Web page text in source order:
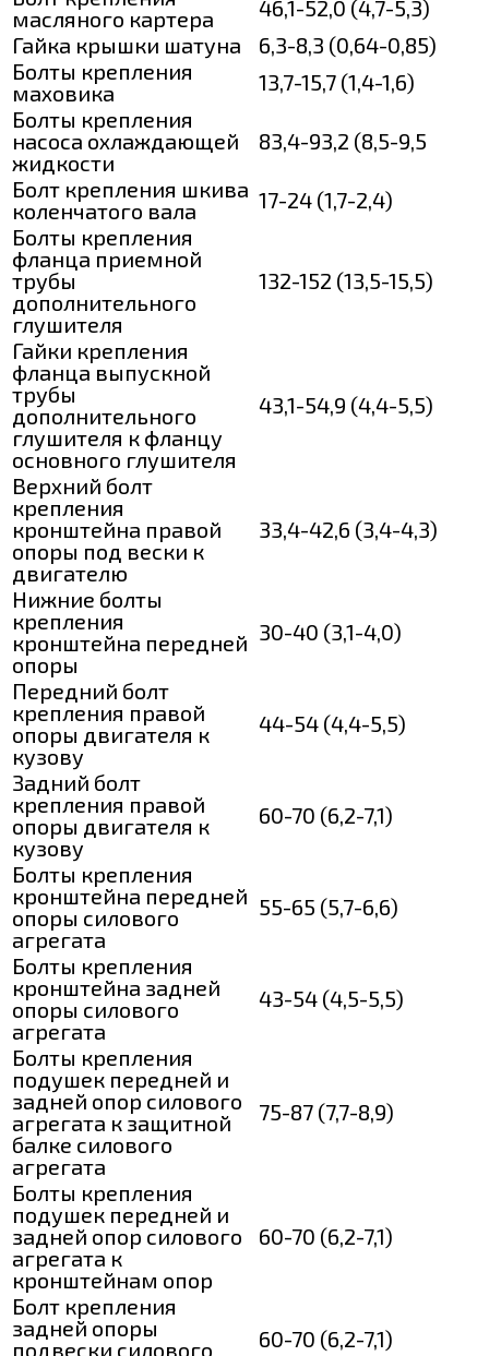
масляного картера
46,1-52,0 (4,7-5,3)
Гайка крышки шатуна
6,3-8,3 (0,64-0,85)
Болты крепления
маховика
13,7-15,7 (1,4-1,6)
Болты крепления
насоса охлаждающей
жидкости
83,4-93,2 (8,5-9,5
Болт крепления шкива
коленчатого вала
17-24 (1,7-2,4)
Болты крепления
фланца приемной
трубы
дополнительного
глушителя
132-152 (13,5-15,5)
Гайки крепления
фланца выпускной
трубы
дополнительного
глушителя к фланцу
основного глушителя
43,1-54,9 (4,4-5,5)
Верхний болт
крепления
кронштейна правой
опоры под вески к
двигателю
33,4-42,6 (3,4-4,3)
Нижние болты
крепления
кронштейна передней
опоры
30-40 (3,1-4,0)
Передний болт
крепления правой
опоры двигателя к
кузову
44-54 (4,4-5,5)
Задний болт
крепления правой
опоры двигателя к
кузову
60-70 (6,2-7,1)
Болты крепления
кронштейна передней
опоры силового
aгрегата
55-65 (5,7-6,6)
Болты крепления
кронштейна задней
опоры силового
агрегата
43-54 (4,5-5,5)
Болты крепления
подушек передней и
задней опор силового
агрегата к защитной
балке силового
агрегата
75-87 (7,7-8,9)
Болты крепления
подушек передней и
задней опор силового
агрегата к
кронштейнам опор
60-70 (6,2-7,1)
Болт крепления
задней опоры
подвески силового
60-70 (6,2-7,1)